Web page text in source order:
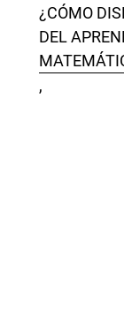
¿CÓMO
DEL
,